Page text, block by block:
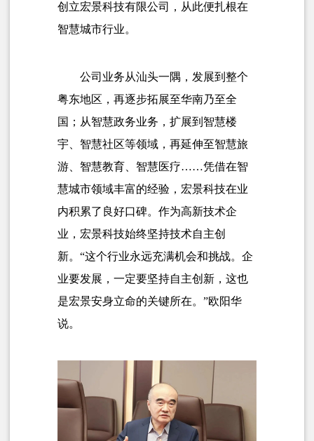
创立宏景科技有限公司，从此便扎根在
智慧城市行业。
公司业务从汕头一隅，发展到整个
粤东地区，再逐步拓展至华南乃至全
国；从智慧政务业务，扩展到智慧楼
宇、智慧社区等领域，再延伸至智慧旅
游、智慧教育、智慧医疗……凭借在智
慧城市领域丰富的经验，宏景科技在业
内积累了良好口碑。 作为高新技术企
业，宏景科技始终坚持技术自主创
新。 “这个行业永远充满机会和挑战。企
业要发展，一定要坚持自主创新，这也
是宏景安身立命的关键所在。”欧阳华
说。